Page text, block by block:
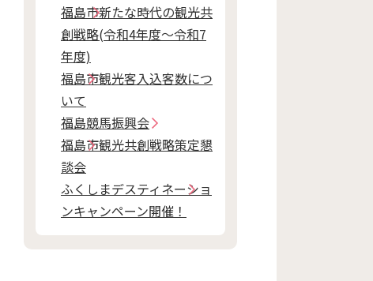
福島市新たな時代の観光共
創戦略(令和4年度～令和7
年度)
福島市観光客入込客数につ
いて
福島競馬振興会
福島市観光共創戦略策定懇
談会
ふくしまデスティネーショ
ンキャンペーン開催！